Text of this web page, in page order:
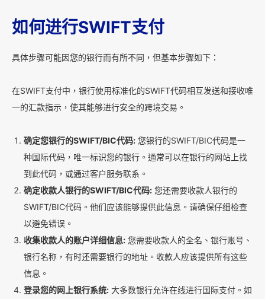
如何进行SWIFT支付
具体步骤可能因您的银行而有所不同，但基本步骤如下：
在SWIFT支付中，银行使用标准化的SWIFT代码相互发送和接收唯
一的汇款指示，使其能够进行安全的跨境交易。
确定您银行的SWIFT/BIC代码: 您银行的SWIFT/BIC代码是一
种国际代码，唯一标识您的银行。通常可以在银行的网站上找
到此代码，或通过客户服务联系。
确定收款人银行的SWIFT/BIC代码: 您还需要收款人银行的
SWIFT/BIC代码。他们应该能够提供此信息。请确保仔细检查
以避免错误。
收集收款人的账户详细信息: 您需要收款人的全名、银行账号、
银行名称，有时还需要银行的地址。收款人应该提供所有这些
信息。
登录您的网上银行系统: 大多数银行允许在线进行国际支付。如